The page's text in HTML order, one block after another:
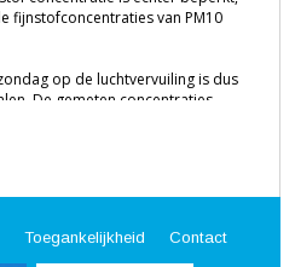
Toegankelijkheid Contact